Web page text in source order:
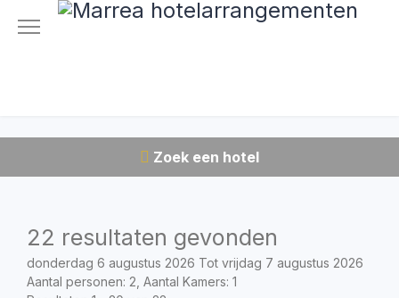
Zoek een hotel
22 resultaten gevonden
donderdag 6 augustus 2026 Tot vrijdag 7 augustus 2026
Aantal personen: 2, Aantal Kamers: 1